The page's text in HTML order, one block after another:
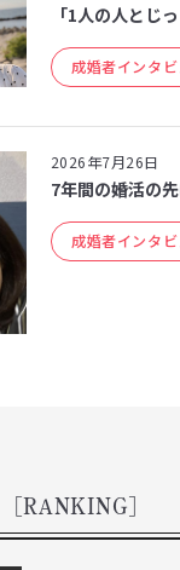
「1人の人とじ
成婚者インタ
2026年7月26日
7年間の婚活の
成婚者インタ
[RANKING]